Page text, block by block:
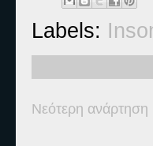
Labels:
Νεότερη ανάρτηση